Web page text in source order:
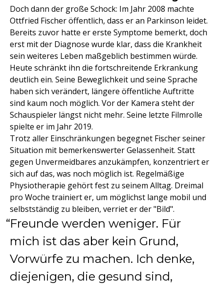
Doch dann der große Schock: Im Jahr 2008 machte
Ottfried Fischer öffentlich, dass er an Parkinson leidet.
Bereits zuvor hatte er erste Symptome bemerkt, doch
erst mit der Diagnose wurde klar, dass die Krankheit
sein weiteres Leben maßgeblich bestimmen würde.
Heute schränkt ihn die fortschreitende Erkrankung
deutlich ein. Seine Beweglichkeit und seine Sprache
haben sich verändert, längere öffentliche Auftritte
sind kaum noch möglich. Vor der Kamera steht der
Schauspieler längst nicht mehr. Seine letzte Filmrolle
spielte er im Jahr 2019.
Trotz aller Einschränkungen begegnet Fischer seiner
Situation mit bemerkenswerter Gelassenheit. Statt
gegen Unvermeidbares anzukämpfen, konzentriert er
sich auf das, was noch möglich ist. Regelmäßige
Physiotherapie gehört fest zu seinem Alltag. Dreimal
pro Woche trainiert er, um möglichst lange mobil und
selbstständig zu bleiben, verriet er der "Bild".
Freunde werden weniger. Für
mich ist das aber kein Grund,
Vorwürfe zu machen. Ich denke,
diejenigen, die gesund sind,